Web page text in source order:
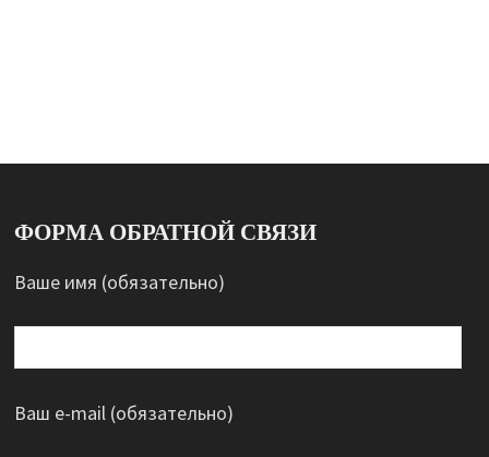
ФОРМА ОБРАТНОЙ СВЯЗИ
Ваше имя (обязательно)
Ваш e-mail (обязательно)